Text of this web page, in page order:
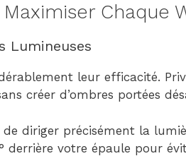
Chaque
Lumineuses
leur efficacité.
créer d’ombres portées
diriger précisément la
derrière votre épaule pour